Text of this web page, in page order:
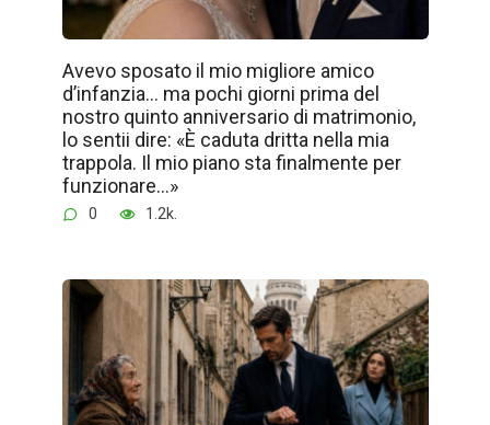
Avevo sposato il mio migliore amico
d’infanzia… ma pochi giorni prima del
nostro quinto anniversario di matrimonio,
lo sentii dire: «È caduta dritta nella mia
trappola. Il mio piano sta finalmente per
funzionare…»
0 1.2k.